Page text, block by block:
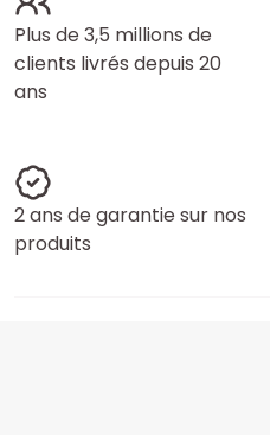
Plus de 3,5 millions de
clients livrés depuis 20
ans
2 ans de garantie sur nos
produits